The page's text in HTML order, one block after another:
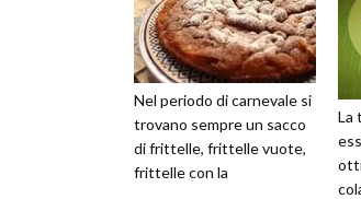
Nel periodo di carnevale si
trovano sempre un sacco
di frittelle, frittelle vuote,
frittelle con la
La